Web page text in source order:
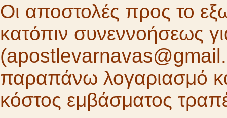
Οι αποστολές προς το
κατόπιν συνεννοήσεως
παραπάνω λογαριασμό
κόστος εμβάσματος